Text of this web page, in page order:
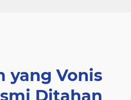
yang Vonis
Ditahan